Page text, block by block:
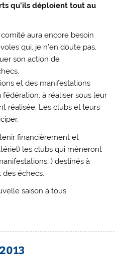
qu’ils déploient tout au
aura encore besoin
qui, je n’en doute pas,
son action de
et des manifestations
à réaliser sous leur
réalisée. Les clubs et leurs
financièrement et
les clubs qui mèneront
destinés à
échecs.
saison à tous.